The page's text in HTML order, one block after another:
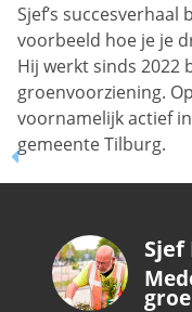
Sjef’s
voorbeeld hoe je je
Hij werkt sinds 2022
groenvoorziening.
voornamelijk actief
gemeente Tilburg.
Sjef